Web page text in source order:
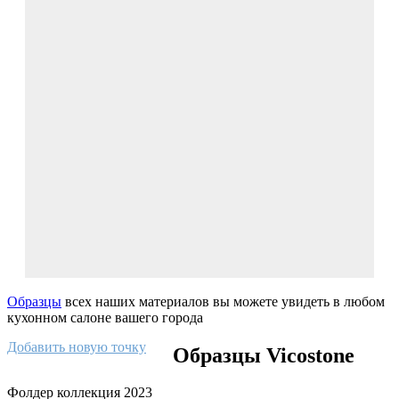
Образцы всех наших материалов вы можете увидеть в любом
кухонном салоне вашего города
Добавить новую точку
Образцы Vicostone
Фолдер коллекция 2023